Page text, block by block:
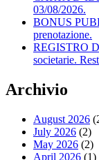
03/08/2026.
BONUS
prenotazione.
REGISTRO
societarie.
Archivio
August 2026
July 2026 (2)
May 2026 (2)
April 2026 (1)